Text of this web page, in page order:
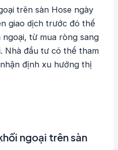
trên sàn Hose ngày
giao dịch trước đó thể
từ mua ròng sang
Nhà đầu tư có thể tham
định xu hướng thị
ngoại trên sàn